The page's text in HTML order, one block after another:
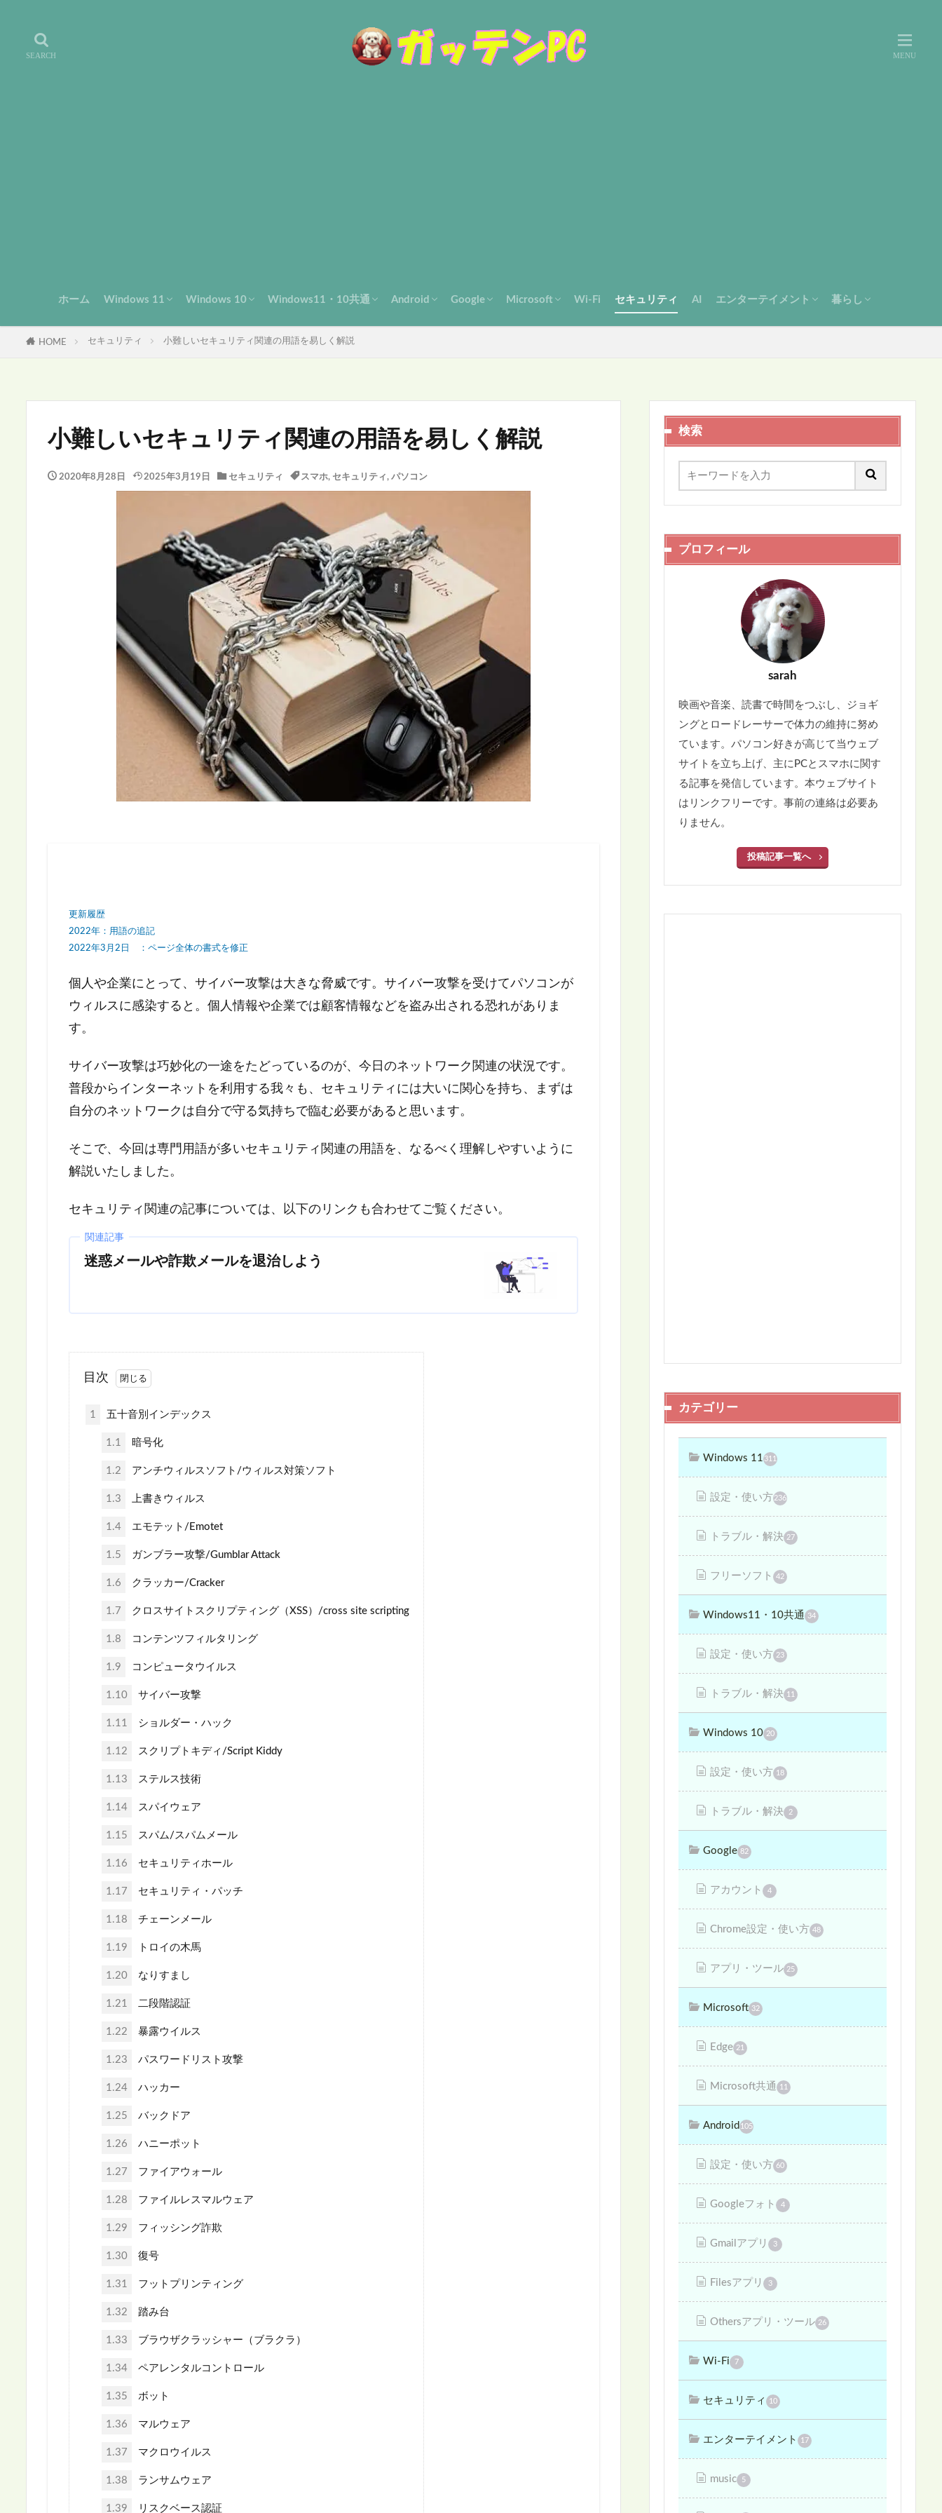
ホーム Windows 11 Windows 10 Windows11・10共通 Android Google Microsoft Wi-Fi セキュリティ AI エンターテイメント 暮らし
HOME セキュリティ 小難しいセキュリティ関連の用語を易しく解説
小難しいセキュリティ関連の用語を易しく解説
2020年8月28日 2025年3月19日 セキュリティ スマホ, セキュリティ, パソコン
更新履歴
2022年：用語の追記
2022年3月2日 ：ページ全体の書式を修正
個人や企業にとって、サイバー攻撃は大きな脅威です。サイバー攻撃を受けてパソコンが
ウィルスに感染すると。個人情報や企業では顧客情報などを盗み出される恐れがありま
す。
サイバー攻撃は巧妙化の一途をたどっているのが、今日のネットワーク関連の状況です。
普段からインターネットを利用する我々も、セキュリティには大いに関心を持ち、まずは
自分のネットワークは自分で守る気持ちで臨む必要があると思います。
そこで、今回は専門用語が多いセキュリティ関連の用語を、なるべく理解しやすいように
解説いたしました。
セキュリティ関連の記事については、以下のリンクも合わせてご覧ください。
関連記事
迷惑メールや詐欺メールを退治しよう
目次
1 五十音別インデックス
1.1 暗号化
1.2 アンチウィルスソフト/ウィルス対策ソフト
1.3 上書きウィルス
1.4 エモテット/Emotet
1.5 ガンブラー攻撃/Gumblar Attack
1.6 クラッカー/Cracker
1.7 クロスサイトスクリプティング（XSS）/cross site scripting
1.8 コンテンツフィルタリング
1.9 コンピュータウイルス
1.10 サイバー攻撃
1.11 ショルダー・ハック
1.12 スクリプトキディ/Script Kiddy
1.13 ステルス技術
1.14 スパイウェア
1.15 スパム/スパムメール
1.16 セキュリティホール
1.17 セキュリティ・パッチ
1.18 チェーンメール
1.19 トロイの木馬
1.20 なりすまし
1.21 二段階認証
1.22 暴露ウイルス
1.23 パスワードリスト攻撃
1.24 ハッカー
1.25 バックドア
1.26 ハニーポット
1.27 ファイアウォール
1.28 ファイルレスマルウェア
1.29 フィッシング詐欺
1.30 復号
1.31 フットプリンティング
1.32 踏み台
1.33 ブラウザクラッシャー（ブラクラ）
1.34 ペアレンタルコントロール
1.35 ボット
1.36 マルウェア
1.37 マクロウイルス
1.38 ランサムウェア
1.39 リスクベース認証
検索
プロフィール
sarah
映画や音楽、読書で時間をつぶし、ジョギ
ングとロードレーサーで体力の維持に努め
ています。パソコン好きが高じて当ウェブ
サイトを立ち上げ、主にPCとスマホに関す
る記事を発信しています。本ウェブサイト
はリンクフリーです。事前の連絡は必要あ
りません。
投稿記事一覧へ
カテゴリー
Windows 11 311
設定・使い方236
トラブル・解決 27
フリーソフト 42
Windows11・10共通 34
設定・使い方 23
トラブル・解決 11
Windows 10 20
設定・使い方 18
トラブル・解決 2
Google 82
アカウント 4
Chrome設定・使い方 48
アプリ・ツール 25
Microsoft 32
Edge 21
Microsoft共通 11
Android 105
設定・使い方 60
Googleフォト 4
Gmailアプリ 3
Filesアプリ 3
Othersアプリ・ツール 26
Wi-Fi 7
セキュリティ 10
エンターテイメント 17
music 5